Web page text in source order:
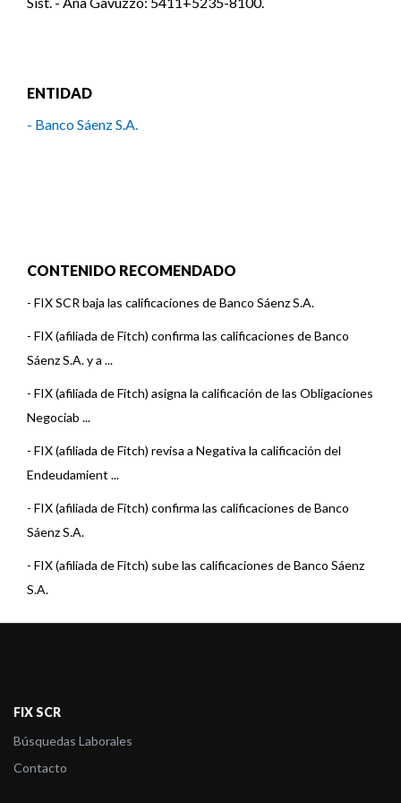
ENTIDAD
- Banco Sáenz S.A.
CONTENIDO RECOMENDADO
- FIX SCR baja las calificaciones de Banco Sáenz S.A.
- FIX (afiliada de Fitch) confirma las calificaciones de Banco
Sáenz S.A. y a ...
- FIX (afiliada de Fitch) asigna la calificación de las Obligaciones
Negociab ...
- FIX (afiliada de Fitch) revisa a Negativa la calificación del
Endeudamient ...
- FIX (afiliada de Fitch) confirma las calificaciones de Banco
Sáenz S.A.
- FIX (afiliada de Fitch) sube las calificaciones de Banco Sáenz
S.A.
-Fix SCR asigna la calificación de las Obligaciones Negociables
Perspectiva ...
-FIX revisó a Estable la perspectiva de varias Entidades
Financieras
FIX SCR
Búsquedas Laborales
Contacto